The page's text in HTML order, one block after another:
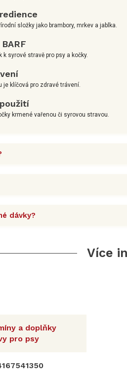
složky jako brambory, mrkev a jablka.
k syrové stravě pro psy a kočky.
je klíčová pro zdravé trávení.
krmené vařenou či syrovou stravou.
dávky?
Více
a doplňky
pro psy